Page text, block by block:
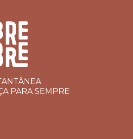
PARA SEMPRE